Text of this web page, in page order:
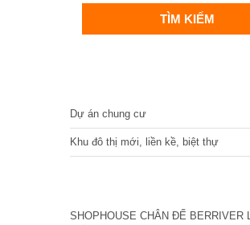
Dự án chung cư
Khu đô thị mới, liền kề, biệt thự
SHOPHOUSE CHÂN ĐẾ BERRIVER